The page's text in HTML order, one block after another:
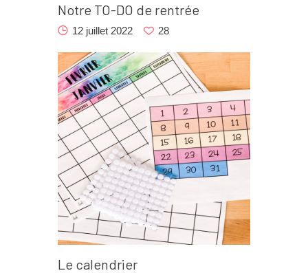
Notre TO-DO de rentrée
12 juillet 2022 28
Le calendrier